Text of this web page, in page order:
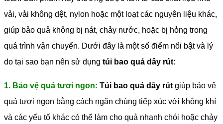
vải, vải không dệt, nylon hoặc một loạt các nguyên liệu khác,
giúp bảo quả không bị nát, chảy nước, hoặc bị hỏng trong
quá trình vận chuyển. Dưới đây là một số điểm nổi bật và lý
do tại sao bạn nên sử dụng túi bao quả dây rút:
1. Bảo vệ quả tươi ngon: Túi bao quả dây rút giúp bảo vệ
quả tươi ngon bằng cách ngăn chúng tiếp xúc với không khí
và các yếu tố khác có thể làm cho quả nhanh chói hoặc chảy